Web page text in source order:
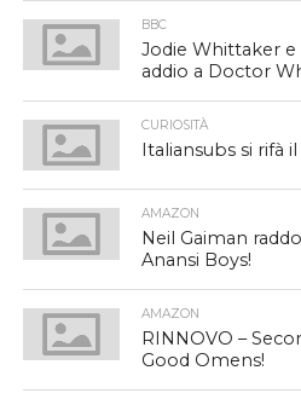
BBC
Jodie Whittaker
addio a Doctor
CURIOSITÀ
Italiansubs si rifà
AMAZON
Neil Gaiman
Anansi Boys!
AMAZON
RINNOVO –
Good Omens!